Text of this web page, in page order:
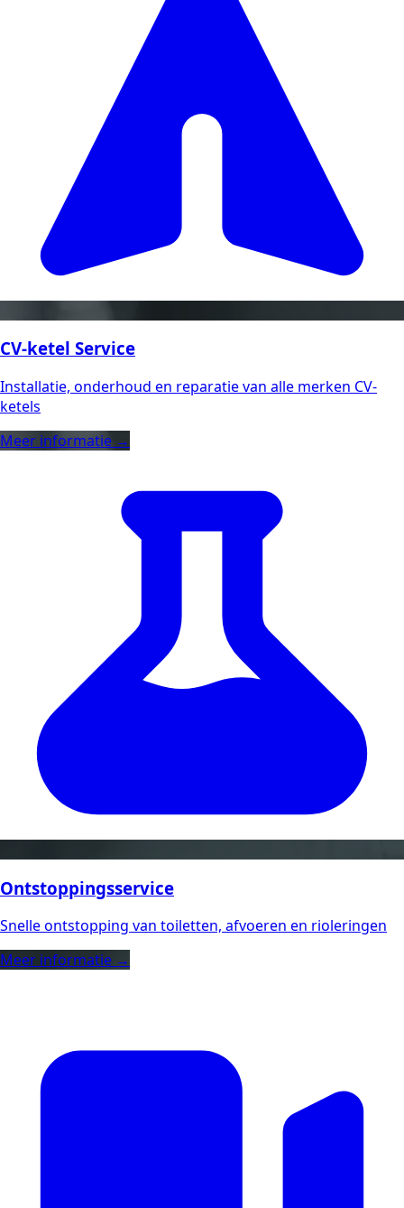
CV-ketel Service
Installatie, onderhoud en reparatie van alle merken CV-
ketels
Meer informatie →
Ontstoppingsservice
Snelle ontstopping van toiletten, afvoeren en rioleringen
Meer informatie →